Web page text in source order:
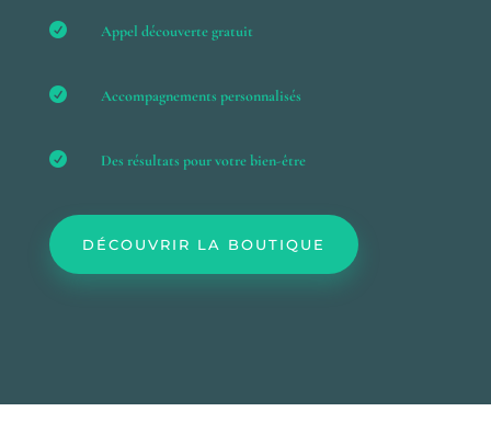
 Appel découverte gratuit
 Accompagnements personnalisés
 Des résultats pour votre bien-être
DÉCOUVRIR LA BOUTIQUE